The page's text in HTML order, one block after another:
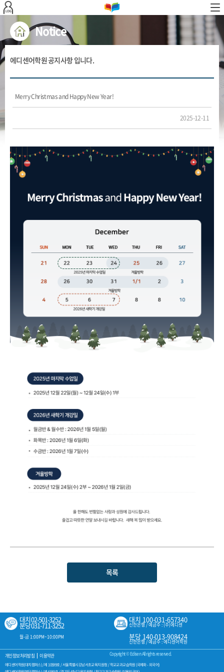
본문 바로가기
Notice
에디센어학원 공지사항 입니다.
Merry Christmas and Happy New Year!
2025-12-11
목록
대치 02-501-3252
분당 031-711-3252
월-금 1:00PM~10:00PM
대치 100-031-657340
신한은행 / 예금주 : (주)에디센
분당 140-013-908424
신한은행 / 예금주 : 에디센어학원
개인정보처리방침 이용약관 Copyright © Edisen All rights reserved.
에디센어학원(대치캠퍼스) /제 10599호 / 서울특별시강남서초교육지원청 / 학교교과교습학원 (국제화 - 외국어)